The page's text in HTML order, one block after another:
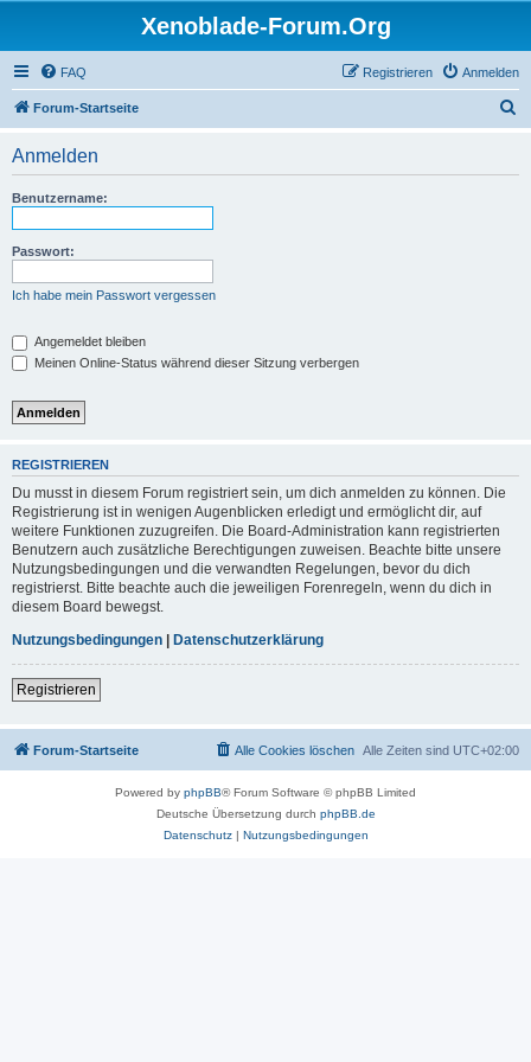
Xenoblade-Forum.Org
FAQ Anmelden
Registrieren
Forum-Startseite
Anmelden
Benutzername:
Passwort:
Ich habe mein Passwort vergessen
Angemeldet bleiben
Meinen Online-Status während dieser Sitzung verbergen
REGISTRIEREN
Du musst in diesem Forum registriert sein, um dich anmelden zu können. Die
Registrierung ist in wenigen Augenblicken erledigt und ermöglicht dir, auf
weitere Funktionen zuzugreifen. Die Board-Administration kann registrierten
Benutzern auch zusätzliche Berechtigungen zuweisen. Beachte bitte unsere
Nutzungsbedingungen und die verwandten Regelungen, bevor du dich
registrierst. Bitte beachte auch die jeweiligen Forenregeln, wenn du dich in
diesem Board bewegst.
Nutzungsbedingungen | Datenschutzerklärung
Registrieren
Forum-Startseite Alle Zeiten sind UTC+02:00
Alle Cookies löschen
Powered by phpBB® Forum Software © phpBB Limited
Deutsche Übersetzung durch phpBB.de
Datenschutz| Nutzungsbedingungen